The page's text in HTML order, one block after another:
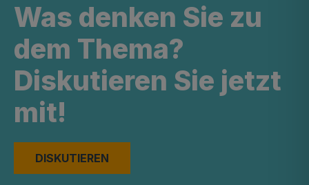
Was denken Sie zu
dem Thema?
Diskutieren Sie jetzt
mit!
DISKUTIEREN